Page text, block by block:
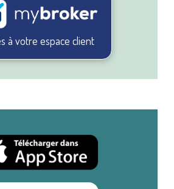
à votre espace client